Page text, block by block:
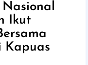
Ikut
Kapuas